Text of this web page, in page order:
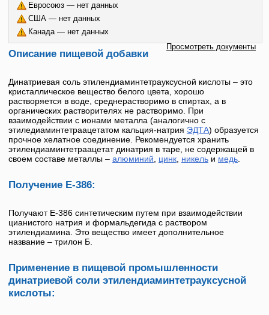
Евросоюз — нет данных
США — нет данных
Канада — нет данных
Просмотреть документы
Описание пищевой добавки
Динатриевая соль этилендиаминтетрауксусной кислоты – это
кристаллическое вещество белого цвета, хорошо
растворяется в воде, среднерастворимо в спиртах, а в
органических растворителях не растворимо. При
взаимодействии с ионами металла (аналогично с
этиледиаминтетраацетатом кальция-натрия ЭДТА) образуется
прочное хелатное соединение. Рекомендуется хранить
этилендиаминтетраацетат динатрия в таре, не содержащей в
своем составе металлы – алюминий, цинк, никель и медь.
Получение Е-386:
Получают Е-386 синтетическим путем при взаимодействии
цианистого натрия и формальдегида с раствором
этилендиамина. Это вещество имеет дополнительное
название – трилон Б
Применение в пищевой промышленности
динатриевой соли этилендиаминтетрауксусной
кислоты: